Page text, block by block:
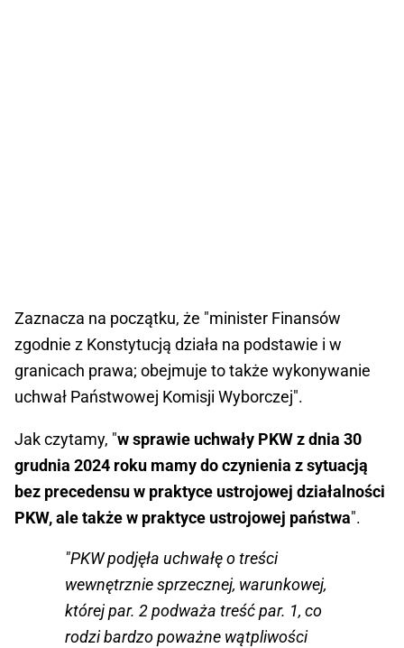
Zaznacza na początku, że "minister Finansów
zgodnie z Konstytucją działa na podstawie i w
granicach prawa; obejmuje to także wykonywanie
uchwał Państwowej Komisji Wyborczej".
Jak czytamy, "w sprawie uchwały PKW z dnia 30
grudnia 2024 roku mamy do czynienia z sytuacją
bez precedensu w praktyce ustrojowej działalności
PKW, ale także w praktyce ustrojowej państwa".
"PKW podjęła uchwałę o treści
wewnętrznie sprzecznej, warunkowej,
której par. 2 podważa treść par. 1, co
rodzi bardzo poważne wątpliwości